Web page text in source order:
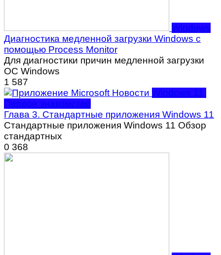
Windows
Диагностика медленной загрузки Windows с
помощью Process Monitor
Для диагностики причин медленной загрузки
ОС Windows
1 587
Windows 11.
Первое знакомство
Глава 3. Стандартные приложения Windows 11
Стандартные приложения Windows 11 Обзор
стандартных
0 368